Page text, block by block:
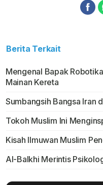
Berita Terkait
Mengenal Bapak
Mainan Kereta
Sumbangsih Bangsa Iran
Tokoh Muslim Ini
Kisah Ilmuwan Muslim
Al-Balkhi Merintis